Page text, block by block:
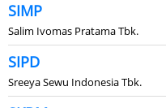
SIMP
Salim Ivomas Pratama Tbk.
SIPD
Sreeya Sewu Indonesia Tbk.